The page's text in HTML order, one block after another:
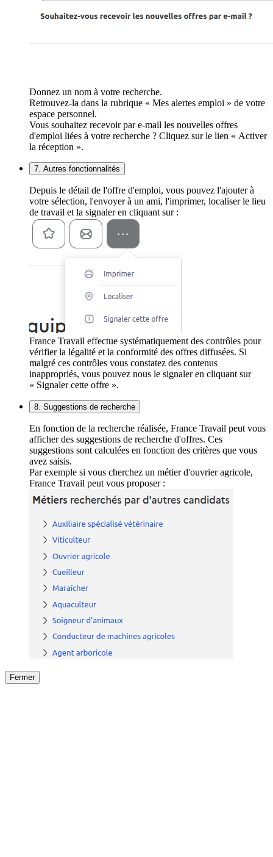
Donnez un nom à votre recherche.
Retrouvez-la dans la rubrique « Mes alertes emploi » de votre
espace personnel.
Vous souhaitez recevoir par e-mail les nouvelles offres
d'emploi liées à votre recherche ? Cliquez sur le lien « Activer
la réception ».
7. Autres fonctionnalités
Depuis le détail de l'offre d'emploi, vous pouvez l'ajouter à
votre sélection, l'envoyer à un ami, l'imprimer, localiser le lieu
de travail et la signaler en cliquant sur :
France Travail effectue systématiquement des contrôles pour
vérifier la légalité et la conformité des offres diffusées. Si
malgré ces contrôles vous constatez des contenus
inappropriés, vous pouvez nous le signaler en cliquant sur
« Signaler cette offre ».
8. Suggestions de recherche
En fonction de la recherche réalisée, France Travail peut vous
afficher des suggestions de recherche d'offres. Ces
suggestions sont calculées en fonction des critères que vous
avez saisis.
Par exemple si vous cherchez un métier d'ouvrier agricole,
France Travail peut vous proposer :
Fermer